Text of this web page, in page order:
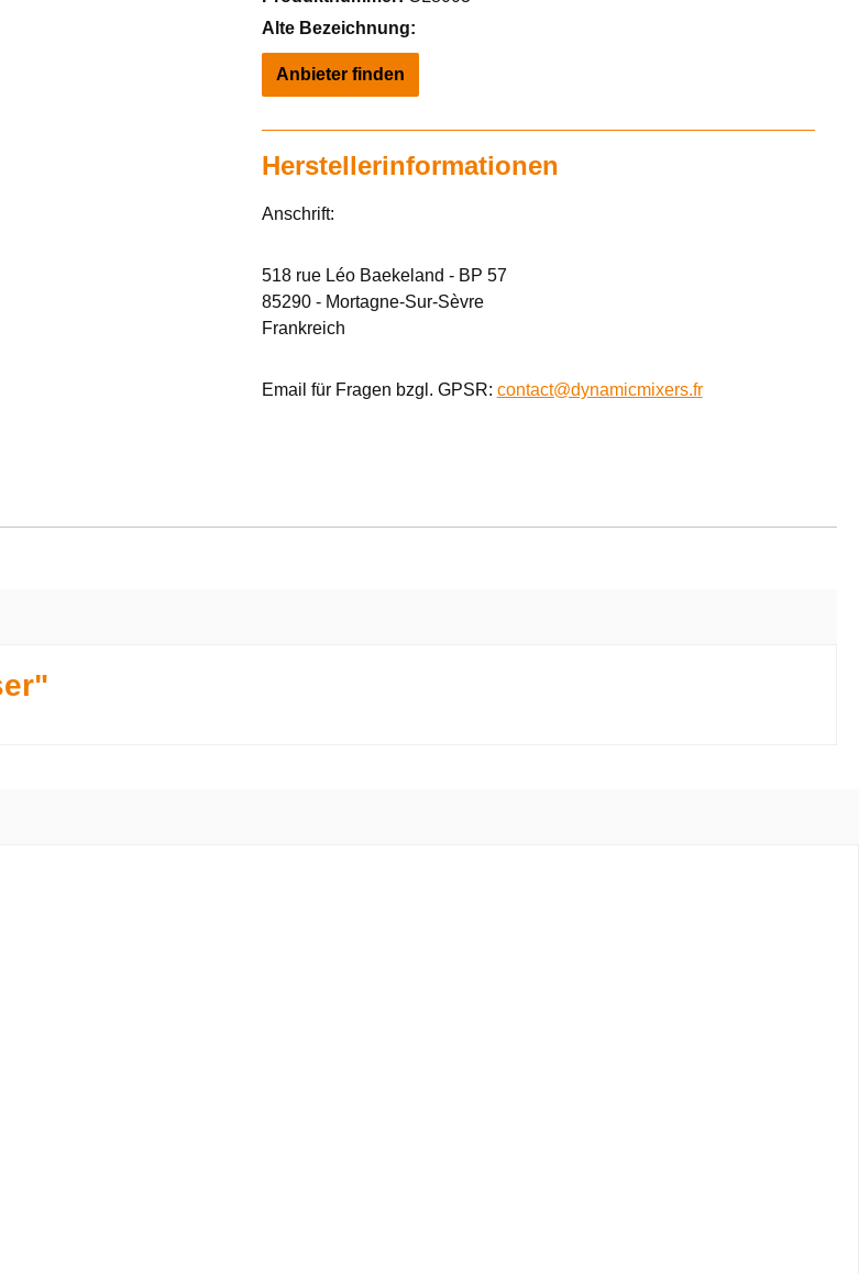
Alte Bezeichnung:
Anbieter finden
Herstellerinformationen
Anschrift:
518 rue Léo Baekeland - BP 57
85290 - Mortagne-Sur-Sèvre
Frankreich
Email für Fragen bzgl. GPSR: contact@dynamicmixers.fr